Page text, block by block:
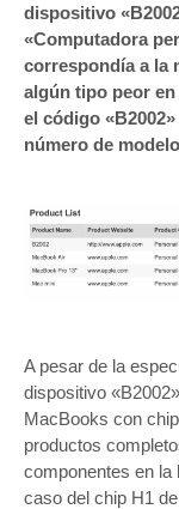
dispositivo
«Computadora
correspondía a la
algún tipo peor
el código
número de
A pesar de la
dispositivo
MacBooks con
productos
componentes en la
caso del chip H1